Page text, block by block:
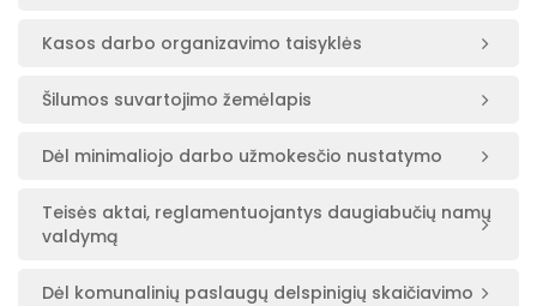
Kasos darbo organizavimo taisyklės
Šilumos suvartojimo žemėlapis
Dėl minimaliojo darbo užmokesčio nustatymo
Teisės aktai, reglamentuojantys daugiabučių namų
valdymą
Dėl komunalinių paslaugų delspinigių skaičiavimo